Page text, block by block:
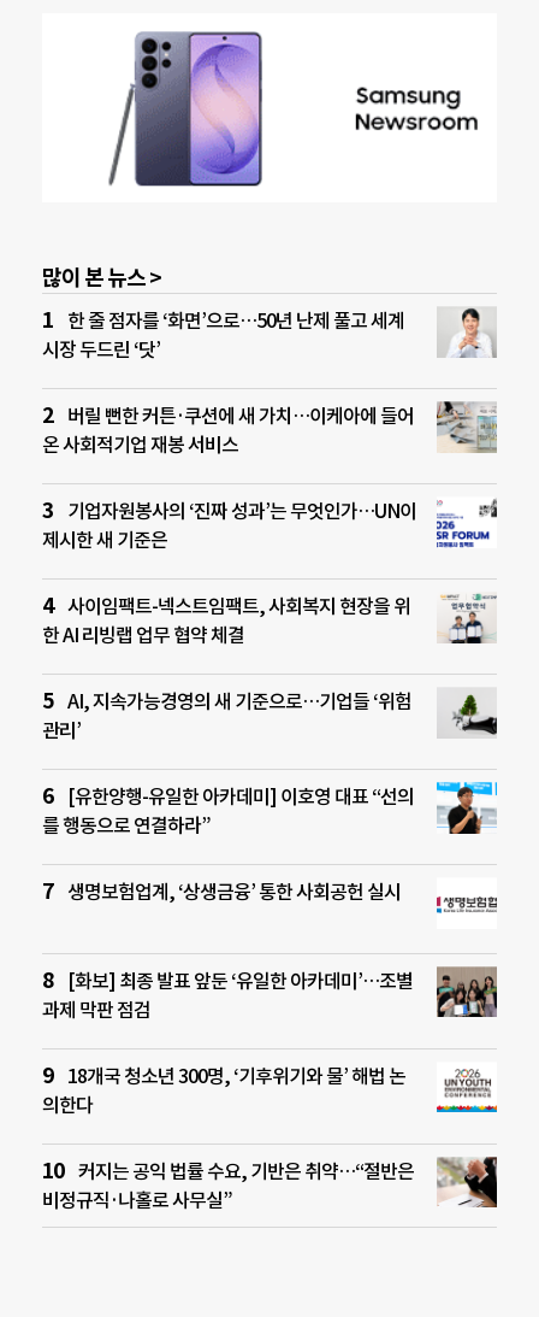
많이 본 뉴스 >
한 줄 점자를 ‘화면’으로…50년 난제 풀고 세계
시장 두드린 ‘닷’
버릴 뻔한 커튼·쿠션에 새 가치…이케아에 들어
온 사회적기업 재봉 서비스
기업자원봉사의 ‘진짜 성과’는 무엇인가…UN이
제시한 새 기준은
사이임팩트-넥스트임팩트, 사회복지 현장을 위
한 AI 리빙랩 업무 협약 체결
AI, 지속가능경영의 새 기준으로…기업들 ‘위험
관리’
[유한양행-유일한 아카데미] 이호영 대표 “선의
를 행동으로 연결하라”
생명보험업계, ‘상생금융’ 통한 사회공헌 실시
[화보] 최종 발표 앞둔 ‘유일한 아카데미’…조별
과제 막판 점검
18개국 청소년 300명, ‘기후위기와 물’ 해법 논
의한다
커지는 공익 법률 수요, 기반은 취약…“절반은
비정규직·나홀로 사무실”